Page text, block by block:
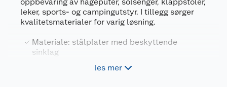
oppbevaring av hageputer, solsenger, klappstoler,
leker, sports- og campingutstyr. I tillegg sørger
kvalitetsmaterialer for varig løsning.
Materiale: stålplater med beskyttende
sinklag
les mer
Generelt
Artikkelnummer
9003414650404
Leverandørens artikkelnummer
Størrelse